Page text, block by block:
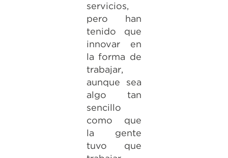
servicios,
pero han
tenido que
innovar en
la forma de
trabajar,
aunque sea
algo tan
sencillo
como que
la gente
tuvo que